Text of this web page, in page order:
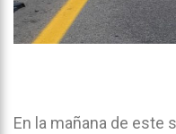
En la mañana de este